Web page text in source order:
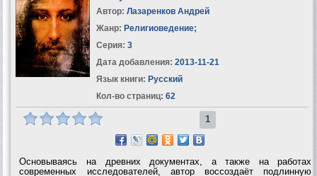
Автор: Лазаренков Андрей
Жанр: Религиоведение;
Серия: 3
Дата добавления: 2013-11-21
Язык книги: Русский
Кол-во страниц: 62
1
Основываясь на древних документах, а также на работах
современных исследователей, автор воссоздаёт подлинную